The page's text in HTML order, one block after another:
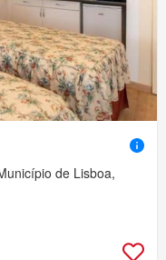
de Lisboa,